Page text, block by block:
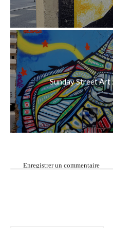
Sunday Street Art
Enregistrer un commentaire